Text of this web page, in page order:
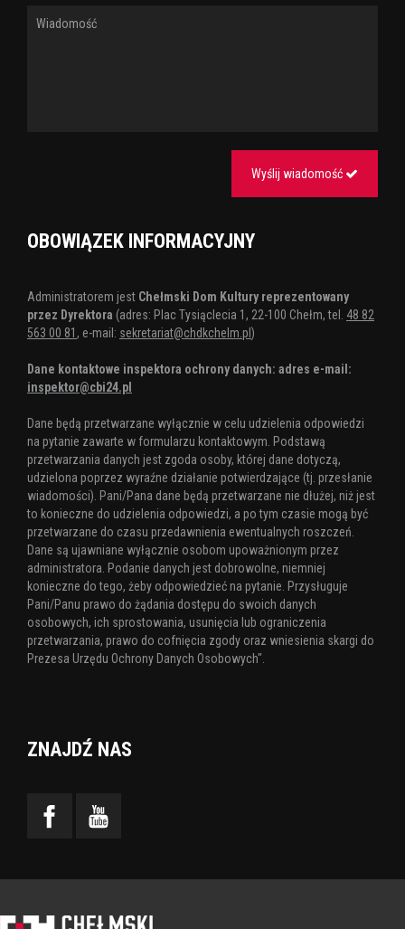
Wyślij wiadomość
OBOWIĄZEK INFORMACYJNY
Administratorem jest Chełmski Dom Kultury reprezentowany
przez Dyrektora (adres: Plac Tysiąclecia 1, 22-100 Chełm, tel. 48 82
563 00 81 , e-mail: sekretariat@chdkchelm.pl )
Dane kontaktowe inspektora ochrony danych: adres e-mail:
inspektor@cbi24.pl
Dane będą przetwarzane wyłącznie w celu udzielenia odpowiedzi
na pytanie zawarte w formularzu kontaktowym. Podstawą
przetwarzania danych jest zgoda osoby, której dane dotyczą,
udzielona poprzez wyraźne działanie potwierdzające (tj. przesłanie
wiadomości). Pani/Pana dane będą przetwarzane nie dłużej, niż jest
to konieczne do udzielenia odpowiedzi, a po tym czasie mogą być
przetwarzane do czasu przedawnienia ewentualnych roszczeń.
Dane są ujawniane wyłącznie osobom upoważnionym przez
administratora. Podanie danych jest dobrowolne, niemniej
konieczne do tego, żeby odpowiedzieć na pytanie. Przysługuje
Pani/Panu prawo do żądania dostępu do swoich danych
osobowych, ich sprostowania, usunięcia lub ograniczenia
przetwarzania, prawo do cofnięcia zgody oraz wniesienia skargi do
Prezesa Urzędu Ochrony Danych Osobowych".
ZNAJDŹ NAS